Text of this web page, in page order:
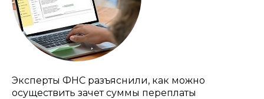
Эксперты ФНС разъяснили, как можно
осуществить зачет суммы переплаты